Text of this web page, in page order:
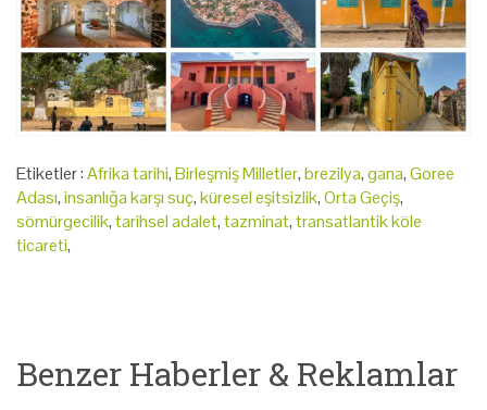
Etiketler :Afrika tarihi,Birleşmiş Milletler,brezilya,gana,Goree
Adası,insanlığa karşı suç,küresel eşitsizlik,Orta Geçiş,
sömürgecilik,tarihsel adalet,tazminat,transatlantik köle
ticareti,
Benzer Haberler & Reklamlar